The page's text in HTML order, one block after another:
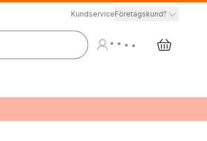
KundserviceFöretagskund?